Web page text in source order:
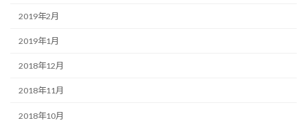
2019年2月
2019年1月
2018年12月
2018年11月
2018年10月